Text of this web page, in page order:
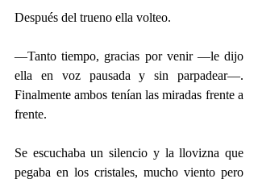
Después del trueno ella volteo.
—Tanto tiempo, gracias por venir —le dijo
ella en voz pausada y sin parpadear—.
Finalmente ambos tenían las miradas frente a
frente.
Se escuchaba un silencio y la llovizna que
pegaba en los cristales, mucho viento pero